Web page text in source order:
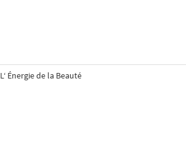
L‘ Énergie de la Beauté